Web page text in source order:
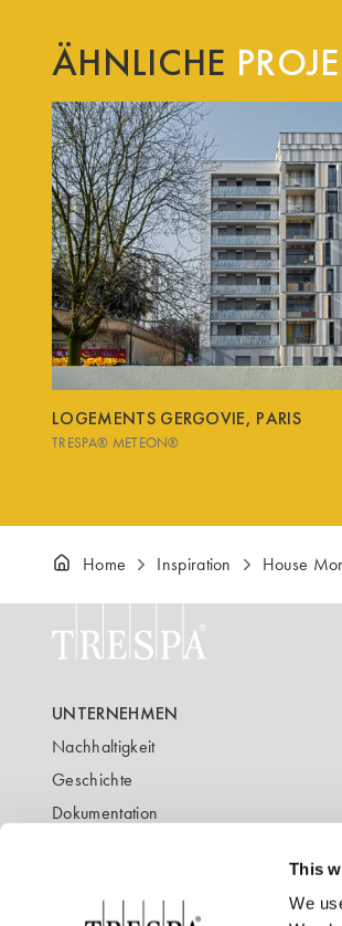
This
We
ÄHNLICHE
LOGEMENTS GERGOVIE, PARIS
TRESPA® METEON®
Home Inspiration House
UNTERNEHMEN
Nachhaltigkeit
Geschichte
Dokumentation